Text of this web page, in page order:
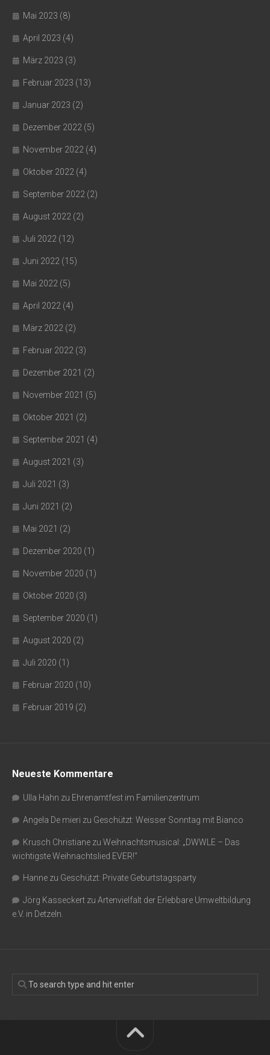
Mai 2023 (8)
April 2023 (4)
März 2023 (3)
Februar 2023 (13)
Januar 2023 (2)
Dezember 2022 (5)
November 2022 (4)
Oktober 2022 (4)
September 2022 (2)
August 2022 (2)
Juli 2022 (12)
Juni 2022 (15)
Mai 2022 (5)
April 2022 (4)
März 2022 (2)
Februar 2022 (3)
Dezember 2021 (2)
November 2021 (5)
Oktober 2021 (2)
September 2021 (4)
August 2021 (3)
Juli 2021 (3)
Juni 2021 (2)
Mai 2021 (2)
Dezember 2020 (1)
November 2020 (1)
Oktober 2020 (3)
September 2020 (1)
August 2020 (2)
Juli 2020 (1)
Februar 2020 (10)
Februar 2019 (2)
Neueste Kommentare
Ulla Hahn zu Ehrenamtfest im Familienzentrum
Angela De mieri zu Geschützt: Weisser Sonntag mit Bianco
Krusch Christiane zu Weihnachtsmusical: „DWWLE – Das
wichtigste Weihnachtslied EVER!“
Hanne zu Geschützt: Private Geburtstagsparty
Jörg Kasseckert zu Artenvielfalt der Erlebbare Umweltbildung
e.V. in Detzeln.